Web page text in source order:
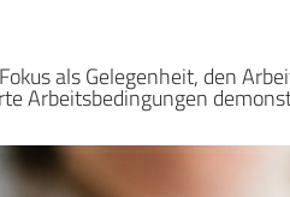
als Gelegenheit, den
Arbeitsbedingungen